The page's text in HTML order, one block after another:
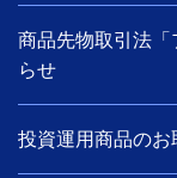
商品先物取引法
らせ
投資運用商品のお